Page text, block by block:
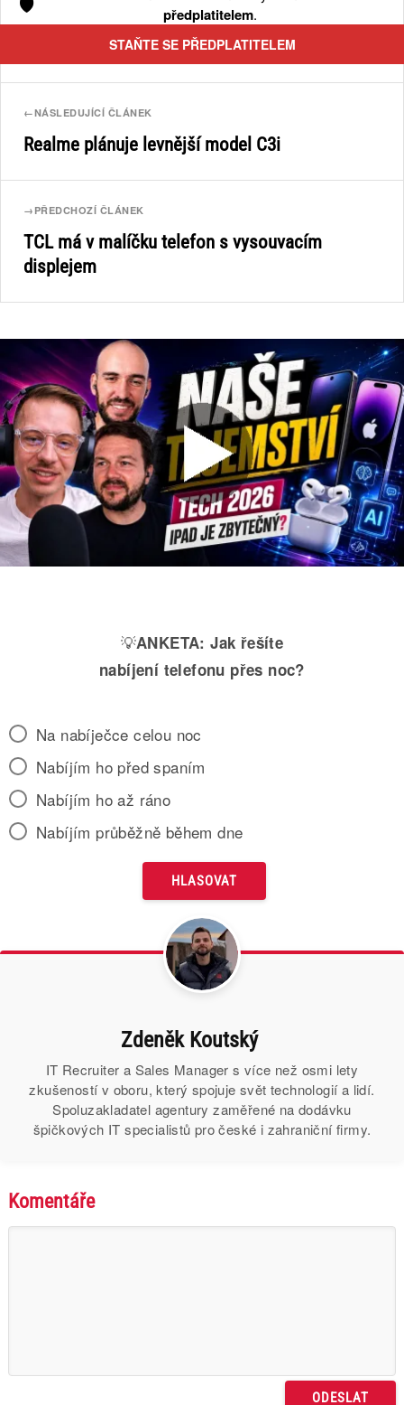
předplatitelem.
STAŇTE SE PŘEDPLATITELEM
←NÁSLEDUJÍCÍ ČLÁNEK
Realme plánuje levnější model C3i
→ PŘEDCHOZÍ ČLÁNEK
TCL má v malíčku telefon s vysouvacím
displejem
💡ANKETA: Jak řešíte
nabíjení telefonu přes noc?
Na nabíječce celou noc
Nabíjím ho před spaním
Nabíjím ho až ráno
Nabíjím průběžně během dne
Zdeněk Koutský
IT Recruiter a Sales Manager s více než osmi lety
zkušeností v oboru, který spojuje svět technologií a lidí.
Spoluzakladatel agentury zaměřené na dodávku
špičkových IT specialistů pro české i zahraniční firmy.
Komentáře